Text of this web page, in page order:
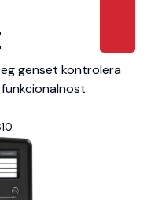
genset kontrolera